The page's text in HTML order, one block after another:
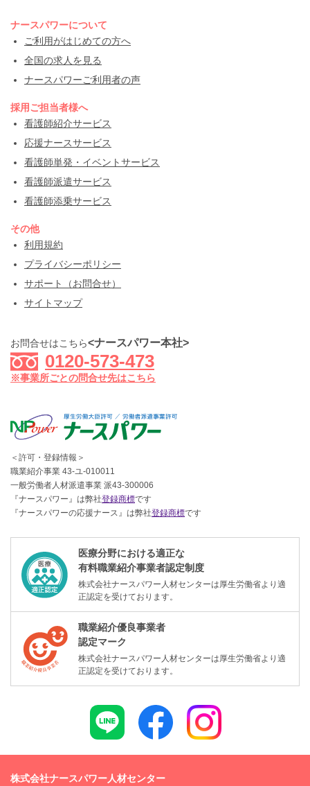
ナースパワーについて
ご利用がはじめての方へ
全国の求人を見る
ナースパワーご利用者の声
採用ご担当者様へ
看護師紹介サービス
応援ナースサービス
看護師単発・イベントサービス
看護師派遣サービス
看護師添乗サービス
その他
利用規約
プライバシーポリシー
サポート（お問合せ）
サイトマップ
お問合せはこちら<ナースパワー本社>
0120-573-473
※事業所ごとの問合せ先はこちら
＜許可・登録情報＞
職業紹介事業 43-ユ-010011
一般労働者人材派遣事業 派43-300006
『ナースパワー』は弊社登録商標です
『ナースパワーの応援ナース』は弊社登録商標です
医療分野における適正な
有料職業紹介事業者認定制度
株式会社ナースパワー人材センターは厚生労働省より適
正認定を受けております。
職業紹介優良事業者
認定マーク
株式会社ナースパワー人材センターは厚生労働省より適
正認定を受けております。
株式会社ナースパワー人材センター